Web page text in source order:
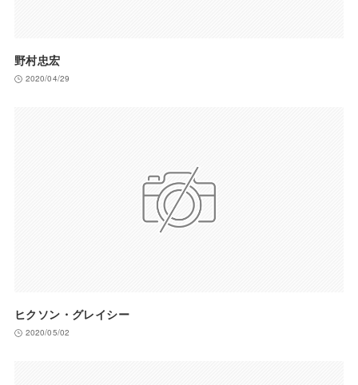
野村忠宏
2020/04/29
ヒクソン・グレイシー
2020/05/02